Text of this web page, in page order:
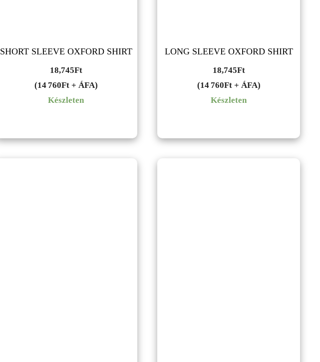
SHORT SLEEVE OXFORD SHIRT
18,745Ft
(14 760Ft + ÁFA)
Készleten
LONG SLEEVE OXFORD SHIRT
18,745Ft
(14 760Ft + ÁFA)
Készleten